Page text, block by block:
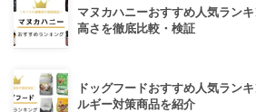
マヌカハニーおすすめ人気ラン
高さを徹底比較・検証
ドッグフードおすすめ人気ラン
ルギー対策商品を紹介